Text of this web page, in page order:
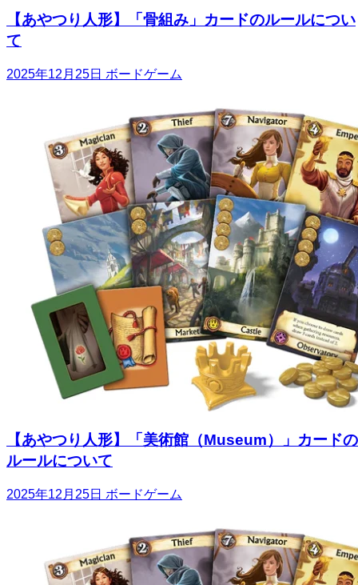
【あやつり人形】「骨組み」カードのルールについ
て
2025年12月25日 ボードゲーム
【あやつり人形】「美術館（Museum）」カードの
ルールについて
2025年12月25日 ボードゲーム